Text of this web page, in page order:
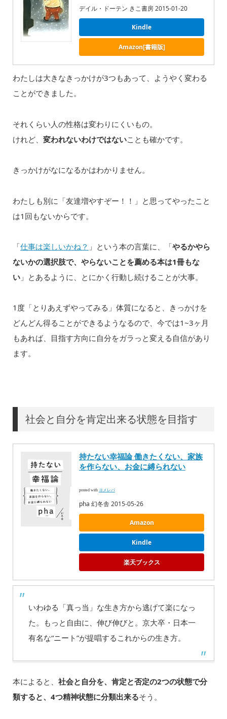
デイル・ドーテン きこ書房 2015-01-20
Kindle
Amazon[書籍版]
わたしは大きなきっかけが3つもあって、ようやく変わる
ことができました。
それくらい人の性格は変わりにくいもの。
けれど、 変われないわけではないことも確かです。
きっかけがなになるかはわかりません。
わたしも別に「友達増やすぞー！！」と思ってやったこと
は1回もないからです。
「仕事は楽しいかね？ 」という本の言葉に、「やるかやら
ないかの選択肢で、やらないことを薦める本は1冊もな
い」とあるように、とにかく行動し続けることが大事。
1度「とりあえずやってみる」体質になると、きっかけを
どんどん得ることができるようなるので、今では1~3ヶ月
もあれば、目指す方向に自分をガラっと変える自信があり
ます。
社会と自分を肯定出来る状態を目指す
持たない幸福論 働きたくない、家族
を作らない、お金に縛られない
posted with ヨメレバ
pha 幻冬舎 2015-05-26
Amazon
Kindle
楽天ブックス
いわゆる「真っ当」な生き方から逃げて楽になっ
た。もっと自由に、伸び伸びと。京大卒・日本一
有名な“ニート”が提唱するこれからの生き方。
本によると、 社会と自分を、肯定と否定の2つの状態で分
類すると、4つ精神状態に分類出来るそう。